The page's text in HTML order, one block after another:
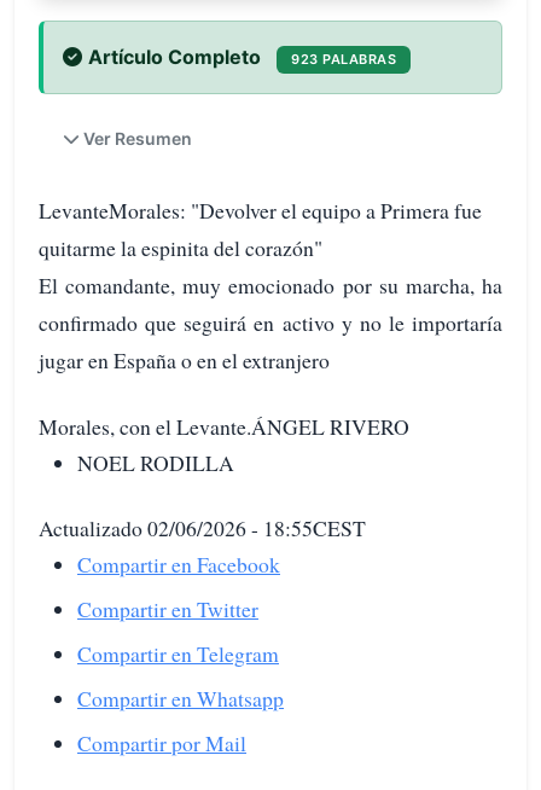
Artículo Completo 923 PALABRAS
Ver Resumen
LevanteMorales: "Devolver el equipo a Primera fue
quitarme la espinita del corazón"
El comandante, muy emocionado por su marcha, ha
confirmado que seguirá en activo y no le importaría
jugar en España o en el extranjero
Morales, con el Levante.ÁNGEL RIVERO
NOEL RODILLA
Actualizado 02/06/2026 - 18:55CEST
Compartir en Facebook
Compartir en Twitter
Compartir en Telegram
Compartir en Whatsapp
Compartir por Mail